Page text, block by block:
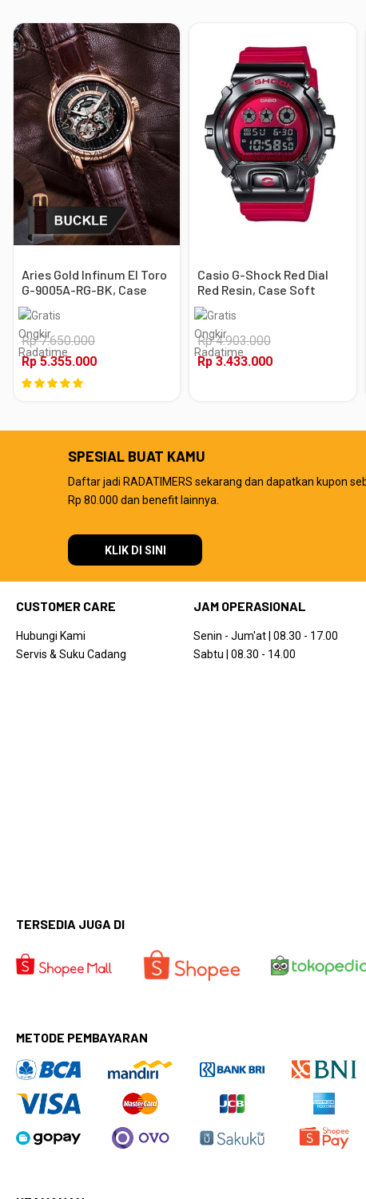
Aries Gold Infinum El Toro
G-9005A-RG-BK, Case
Rose Gold
Rp 7.650.000
Rp 5.355.000
Casio G-Shock Red Dial
Red Resin, Case Soft
Black
Rp 4.903.000
Rp 3.433.000
SPESIAL BUAT KAMU
Daftar jadi RADATIMERS sekarang dan dapatkan kupon
Rp 80.000 dan benefit lainnya.
KLIK DI SINI
CUSTOMER CARE
Hubungi Kami
Servis & Suku Cadang
JAM OPERASIONAL
Senin - Jum'at | 08.30 - 17.00
Sabtu | 08.30 - 14.00
TERSEDIA JUGA DI
METODE PEMBAYARAN